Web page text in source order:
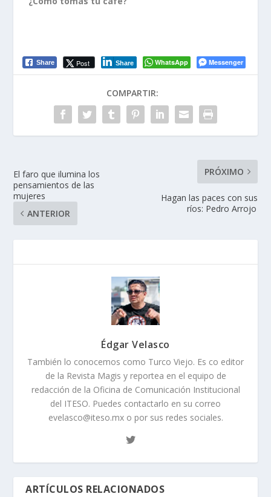
Share Post Share WhatsApp Messenger
COMPARTIR:
El faro que ilumina los
pensamientos de las
mujeres
ANTERIOR
PRÓXIMO
Hagan las paces con sus
ríos: Pedro Arrojo
Édgar Velasco
También lo conocemos como Turco Viejo. Es co editor
de la Revista Magis y reportea en el equipo de
redacción de la Oficina de Comunicación Institucional
del ITESO. Puedes contactarlo en su correo
evelasco@iteso.mx o por sus redes sociales.
ARTÍCULOS RELACIONADOS